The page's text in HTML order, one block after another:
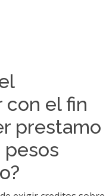
con el fin
prestamo
pesos